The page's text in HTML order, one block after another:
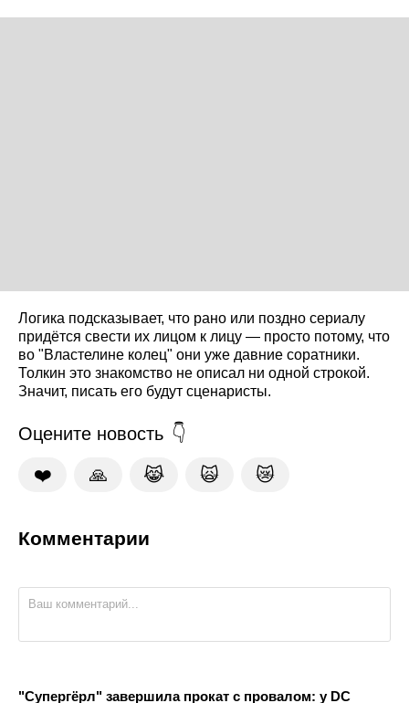
Логика подсказывает, что рано или поздно сериалу
придётся свести их лицом к лицу — просто потому, что
во "Властелине колец" они уже давние соратники.
Толкин это знакомство не описал ни одной строкой.
Значит, писать его будут сценаристы.
Оцените новость
❤️ 🙏 😹 🙀 😿
Комментарии
"Супергёрл" завершила прокат с провалом: у DC